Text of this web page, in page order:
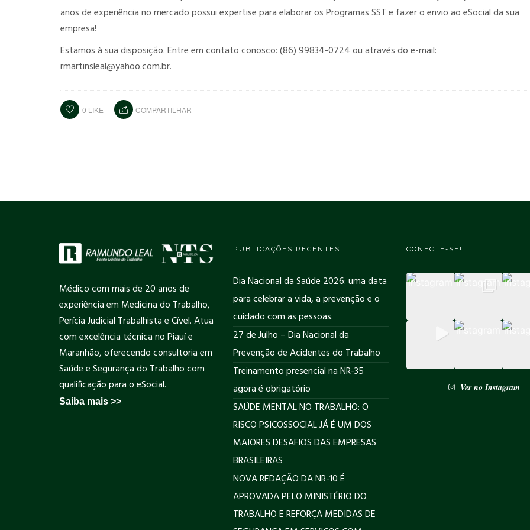
anos de experiência no mercado possui expertise para elaborar os Programas SST e fazer o envio ao eSocial da sua
empresa!
Estamos à sua disposição. Entre em contato conosco: (86) 99834-0724 ou através do e-mail:
rmartinsleal@yahoo.com.br.
0 LIKE COMPARTILHAR
Médico com mais de 20 anos de
experiência em Medicina do Trabalho,
Perícia Judicial Trabalhista e Cível. Atua
com excelência técnica no Piauí e
Maranhão, oferecendo consultoria em
Saúde e Segurança do Trabalho com
qualificação para o eSocial.
Saiba mais >>
PUBLICAÇÕES RECENTES
Dia Nacional da Saúde 2026: uma data
para celebrar a vida, a prevenção e o
cuidado com as pessoas.
27 de Julho – Dia Nacional da
Prevenção de Acidentes do Trabalho
Treinamento presencial na NR-35
agora é obrigatório
SAÚDE MENTAL NO TRABALHO: O
RISCO PSICOSSOCIAL JÁ É UM DOS
MAIORES DESAFIOS DAS EMPRESAS
BRASILEIRAS
NOVA REDAÇÃO DA NR-10 É
APROVADA PELO MINISTÉRIO DO
TRABALHO E REFORÇA MEDIDAS DE
CONECTE-SE!
Ver no Instagram